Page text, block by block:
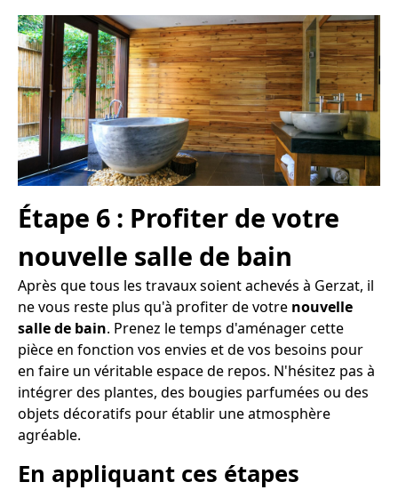
Étape 6 : Profiter de votre
nouvelle salle de bain
Après que tous les travaux soient achevés à Gerzat, il
ne vous reste plus qu'à profiter de votre nouvelle
salle de bain. Prenez le temps d'aménager cette
pièce en fonction vos envies et de vos besoins pour
en faire un véritable espace de repos. N'hésitez pas à
intégrer des plantes, des bougies parfumées ou des
objets décoratifs pour établir une atmosphère
agréable.
En appliquant ces étapes